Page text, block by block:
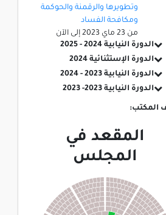
وتطويرها والرقمنة والحوكمة
ومكافحة الفساد
من 23 ماي 2023 إلىالآن
الدورة النيابية 2024 - 2025
الدورة الإستثنائية 2024
الدورة النيابية 2023 - 2024
الدورة النيابية 2023- 2023
المكتب:
المقعد في
المجلس